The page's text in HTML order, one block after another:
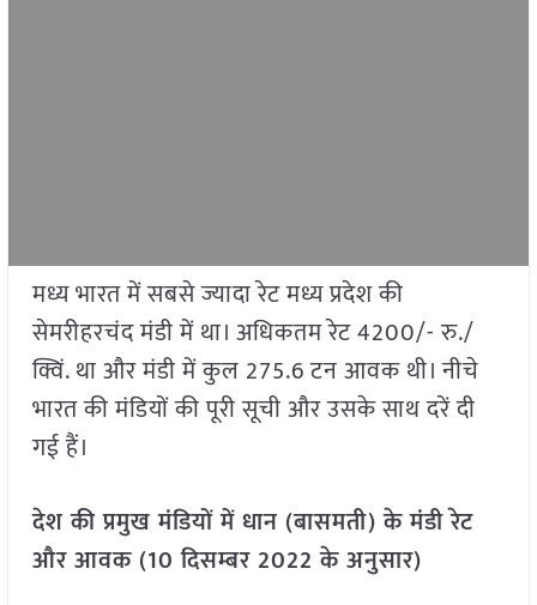
मध्य भारत में सबसे ज्यादा रेट मध्य प्रदेश की
सेमरीहरचंद मंडी में था। अधिकतम रेट 4200/- रु./
क्विं. था और मंडी में कुल 275.6 टन आवक थी। नीचे
भारत की मंडियों की पूरी सूची और उसके साथ दरें दी
गई हैं।
देश की प्रमुख मंडियों में धान (बासमती) के मंडी रेट
और आवक (10 दिसम्बर 2022 के अनुसार)